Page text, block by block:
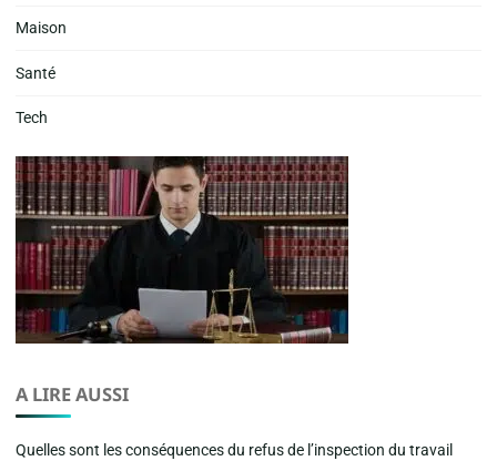
Maison
Santé
Tech
A LIRE AUSSI
Quelles sont les conséquences du refus de l’inspection du travail